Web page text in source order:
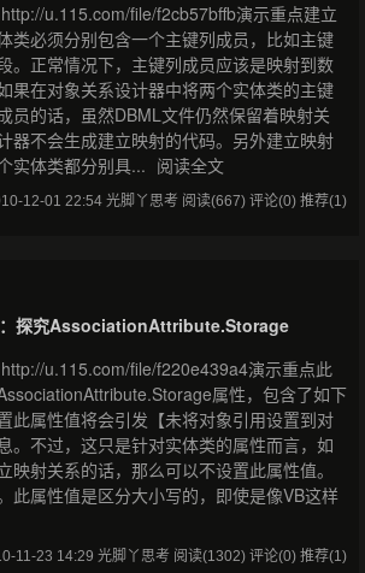
u.115.com/file/f2cb57bffb演示重点建立
类必须分别包含一个主键列成员，比如主键
。正常情况下，主键列成员应该是映射到数
果在对象关系设计器中将两个实体类的主键
员的话，虽然DBML文件仍然保留着映射关
器不会生成建立映射的代码。另外建立映射
实体类都分别具... 阅读全文
12-01 22:54 光脚丫思考 阅读(667) 评论(0) 推荐(1)
探究AssociationAttribute.Storage
u.115.com/file/f220e439a4演示重点此
属性，包含了如下
此属性值将会引发【未将对象引用设置到对
。不过，这只是针对实体类的属性而言，如
映射关系的话，那么可以不设置此属性值。
此属性值是区分大小写的，即使是像VB这样
11-23 14:29 光脚丫思考 阅读(1302) 评论(0) 推荐(1)